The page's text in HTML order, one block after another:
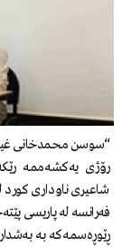
“سوسن محمدخانی
شاعیری ناوداری
فەرانسە لە پاریسی
ڕێوڕەسمەکە بە